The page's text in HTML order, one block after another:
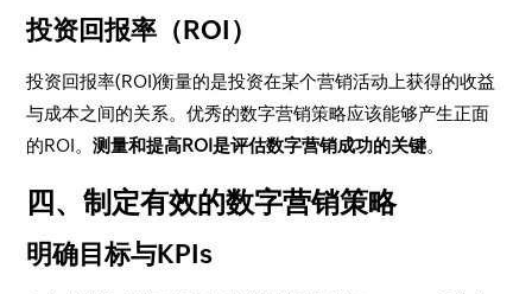
投资回报率（ROI）
投资回报率(ROI)衡量的是投资在某个营销活动上获得的收益
与成本之间的关系。优秀的数字营销策略应该能够产生正面
的ROI。测量和提高ROI是评估数字营销成功的关键。
四、制定有效的数字营销策略
明确目标与KPIs